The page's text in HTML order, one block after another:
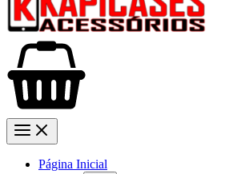
Página Inicial